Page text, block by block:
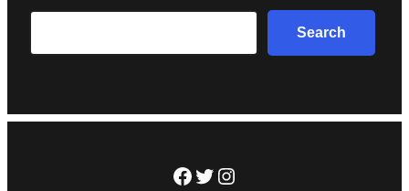
Search
Facebook
Twitter
Instagram